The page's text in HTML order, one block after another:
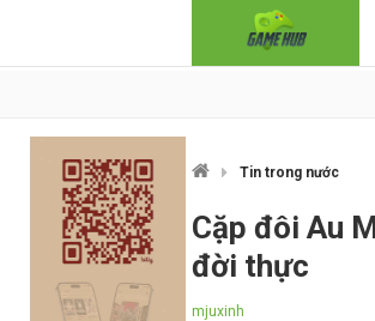
Tin trong nước
Cặp đôi Au
đời thực
mjuxinh